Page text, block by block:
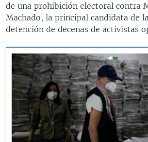
de una prohibición electoral contra
Machado, la principal candidata de
detención de decenas de activistas